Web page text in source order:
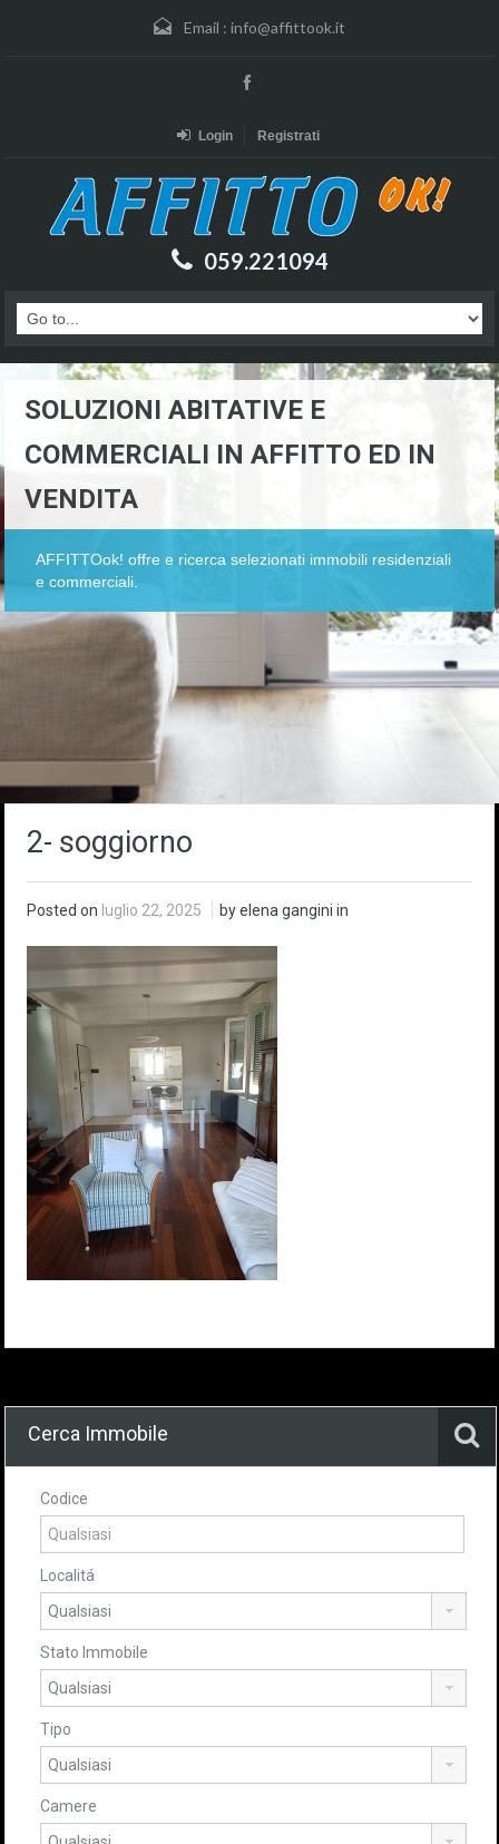
Email : info@affittook.it
Login Registrati
059.221094
SOLUZIONI ABITATIVE E
COMMERCIALI IN AFFITTO ED IN
VENDITA
AFFITTOok! offre e ricerca selezionati immobili residenziali
e commerciali.
2- soggiorno
Posted on luglio 22, 2025 by elena gangini in
Cerca Immobile
Codice
Localitá
Stato Immobile
Tipo
Camere